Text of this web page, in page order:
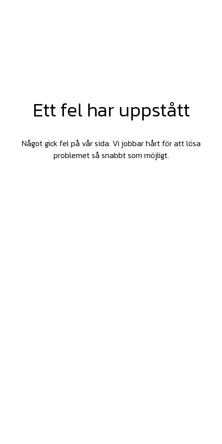
Ett fel har uppstått
Något gick fel på vår sida. Vi jobbar hårt för att lösa
problemet så snabbt som möjligt.